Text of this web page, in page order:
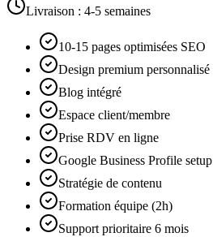
Livraison : 4-5 semaines
10-15 pages optimisées SEO
Design premium personnalisé
Blog intégré
Espace client/membre
Prise RDV en ligne
Google Business Profile setup
Stratégie de contenu
Formation équipe (2h)
Support prioritaire 6 mois